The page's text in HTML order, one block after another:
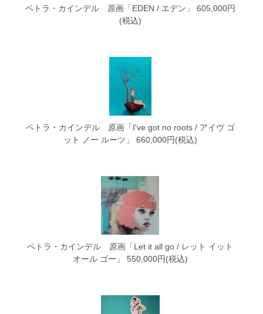
ペトラ・カインデル 原画「EDEN / エデン」
605,000円
(税込)
ペトラ・カインデル 原画「I've got no roots / アイヴ ゴ
ット ノー ルーツ」
660,000円(税込)
ペトラ・カインデル 原画「Let it all go / レット イット
オール ゴー」
550,000円(税込)